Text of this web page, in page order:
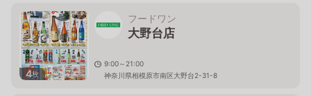
4枚
フードワン
大野台店
9:00～21:00
神奈川県相模原市南区大野台2-31-8